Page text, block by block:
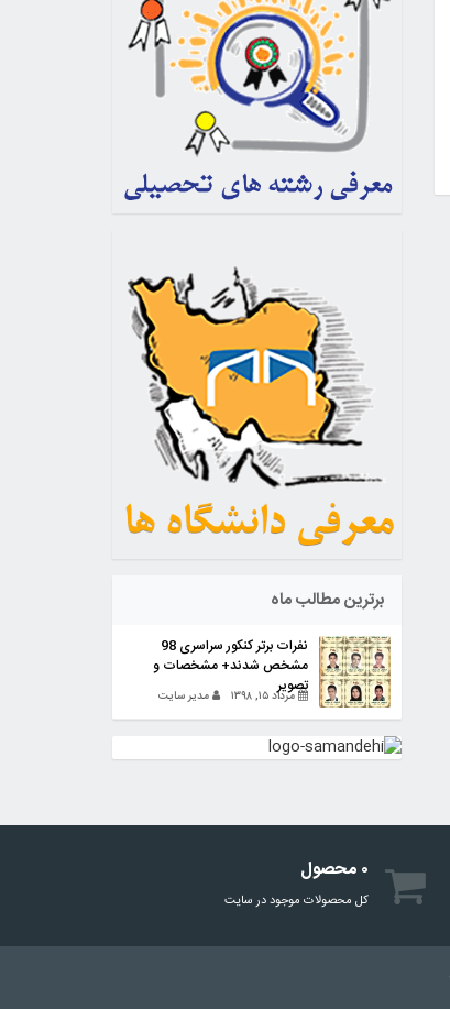
برترین مطالب ماه
نفرات برتر کنکور سراسری 98
مشخص شدند+ مشخصات و
تصویر
مرداد ۱۵, ۱۳۹۸ مدیر سایت
۰ محصول
کل محصولات موجود در سایت